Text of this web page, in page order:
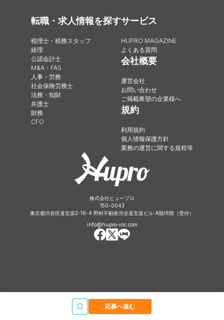
応募へ進む
転職・求人情報を探す
税理士・税務スタッフ
経理
公認会計士
M&A・FAS
人事・労務
社会保険労務士
法務・知財
弁護士
財務
CFO
サービス
HUPRO MAGAZINE
よくある質問
会社概要
運営会社
お問い合わせ
ご掲載希望の企業様へ
規約
利用規約
個人情報保護方針
業務の運営に関する規程等
株式会社ヒュープロ
150-0043
東京都渋谷区道玄坂2-16-4 野村不動産渋谷道玄坂ビル 4階/6階（受付）
info@hupro-inc.com